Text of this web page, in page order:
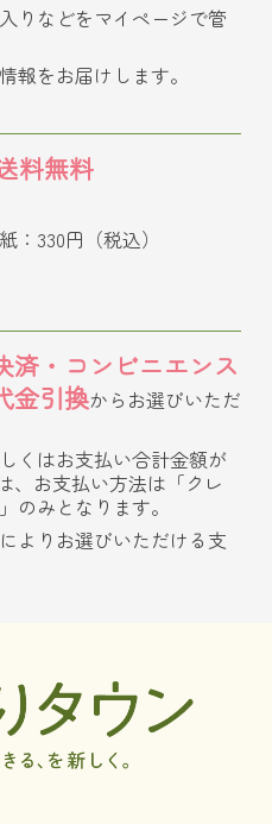
りなどをマイページで管
報をお届けします。
料無料
：330円（税込）
済・コンビニエンス
金引換からお選びいただ
くはお支払い合計金額が
、お支払い方法は「クレ
のみとなります。
よりお選びいただける支